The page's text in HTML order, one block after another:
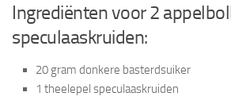
Ingrediënten voor 2
speculaaskruiden:
20 gram donkere basterdsuiker
1 theelepel speculaaskruiden